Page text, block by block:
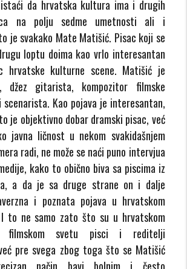
da hrvatska kultura ima i drugih
na polju sedme umetnosti ali i
je svakako Mate Matišić. Pisac koji se
loptu doima kao vrlo interesantan
hrvatske kulturne scene. Matišić je
džez gitarista, kompozitor filmske
Kao pojava je interesantan,
je objektivno dobar dramski pisac, već
javna ličnost u nekom svakidašnjem
radi, ne može se naći puno intervjua
kako to obično biva sa piscima iz
a da je sa druge strane on i dalje
i poznata pojava u hrvatskom
to ne samo zato što su u hrvatskom
filmskom svetu pisci i reditelji
pre svega zbog toga što se Matišić
način bavi bolnim i često